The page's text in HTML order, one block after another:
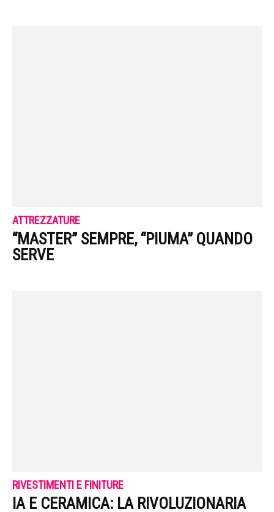
ATTREZZATURE
“MASTER” SEMPRE, “PIUMA” QUANDO
SERVE
RIVESTIMENTI E FINITURE
IA E CERAMICA: LA RIVOLUZIONARIA